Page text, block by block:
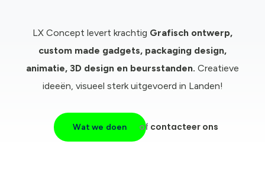
LX Concept levert krachtig Grafisch ontwerp,
custom made gadgets, packaging design,
animatie, 3D design en beursstanden. Creatieve
ideeën, visueel sterk uitgevoerd in Landen!
Wat we doen of contacteer ons